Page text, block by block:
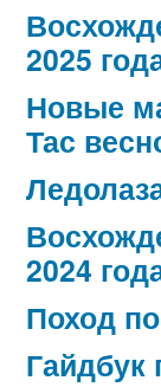
2025
Новые
Тас
2024
Поход
Гайдбук